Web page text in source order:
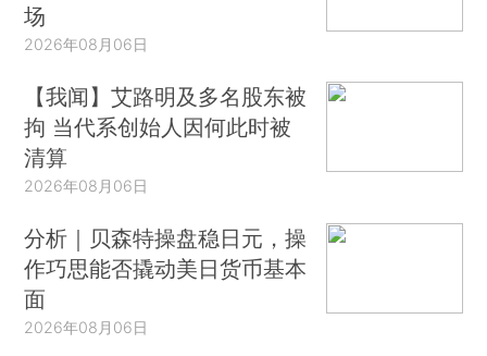
场
2026年08月06日
【我闻】艾路明及多名股东被
拘 当代系创始人因何此时被
清算
2026年08月06日
分析｜贝森特操盘稳日元，操
作巧思能否撬动美日货币基本
面
2026年08月06日